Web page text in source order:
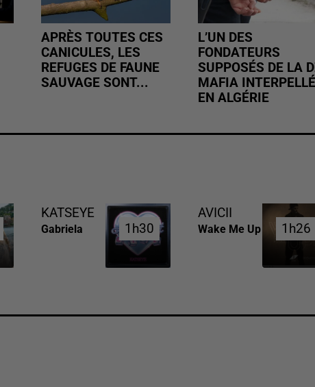
APRÈS TOUTES CES
CANICULES, LES
REFUGES DE FAUNE
SAUVAGE SONT...
L’UN DES
FONDATEURS
SUPPOSÉS DE LA
MAFIA INTERPELLÉ
EN ALGÉRIE
KATSEYE
Gabriela 1h30
1h30
AVICII
Wake Me Up 1h26
1h26